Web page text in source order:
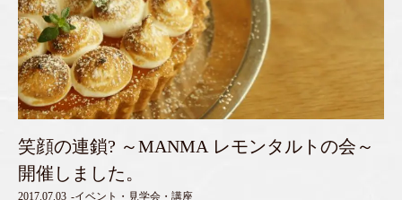
笑顔の連鎖? ～MANMA レモンタルトの会～
開催しました。
2017.07.03 -イベント・見学会・講座